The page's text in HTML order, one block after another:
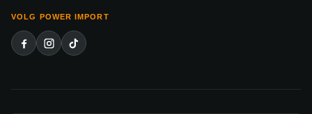
VOLG POWER IMPORT